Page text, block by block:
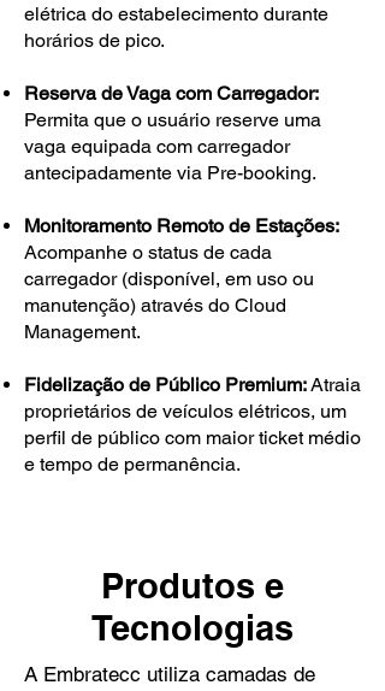
elétrica do estabelecimento durante
horários de pico.
Reserva de Vaga com Carregador:
Permita que o usuário reserve uma
vaga equipada com carregador
antecipadamente via Pre-booking.
Monitoramento Remoto de Estações:
Acompanhe o status de cada
carregador (disponível, em uso ou
manutenção) através do Cloud
Management.
Fidelização de Público Premium:Atraia
proprietários de veículos elétricos, um
perfil de público com maior ticket médio
e tempo de permanência.
Produtos e
Tecnologias
A Embratecc utiliza camadas de